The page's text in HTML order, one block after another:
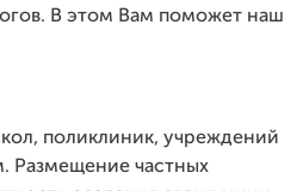
В этом Вам поможет наш
поликлиник, учреждений
Размещение частных